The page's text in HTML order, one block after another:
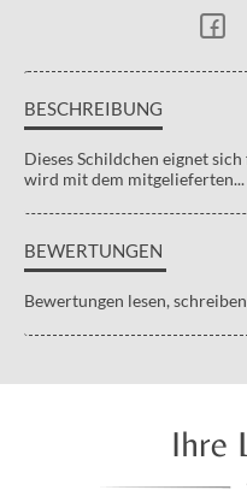
BESCHREIBUNG
Dieses Schildchen eignet
wird mit dem mitgelieferten...
BEWERTUNGEN
Bewertungen lesen,
Ihre